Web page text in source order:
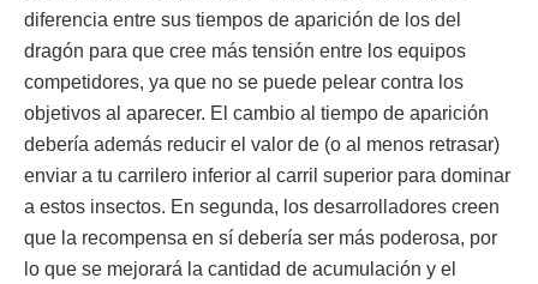
diferencia entre sus tiempos de aparición de los del
dragón para que cree más tensión entre los equipos
competidores, ya que no se puede pelear contra los
objetivos al aparecer. El cambio al tiempo de aparición
debería además reducir el valor de (o al menos retrasar)
enviar a tu carrilero inferior al carril superior para dominar
a estos insectos. En segunda, los desarrolladores creen
que la recompensa en sí debería ser más poderosa, por
lo que se mejorará la cantidad de acumulación y el